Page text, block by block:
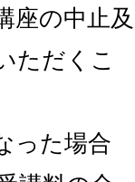
座の中止及
ただくこ
った場合